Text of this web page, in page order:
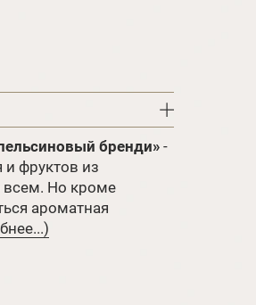
бренди» -
и фруктов из
всем. Но кроме
ароматная